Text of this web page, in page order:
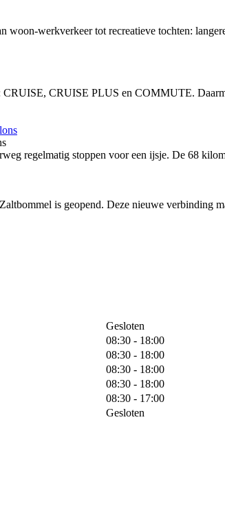
werkverkeer tot recreatieve tochten:
CRUISE PLUS en COMMUTE.
regelmatig stoppen voor een ijsje. De 68
is geopend. Deze nieuwe verbinding
Gesloten
08:30 - 18:00
08:30 - 18:00
08:30 - 18:00
08:30 - 18:00
08:30 - 17:00
Gesloten